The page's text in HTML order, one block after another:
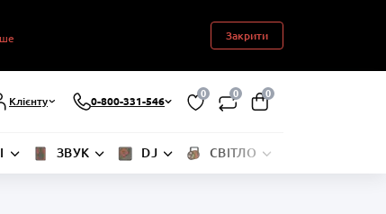
Закрити
Клієнту 0-800-331-546
0 0 0
ЗВУК DJ СВІТЛО